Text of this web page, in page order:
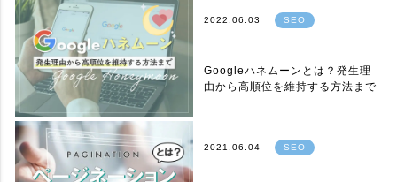
2022.06.03 SEO
Googleハネムーンとは？発生理
由から高順位を維持する方法まで
2021.06.04 SEO